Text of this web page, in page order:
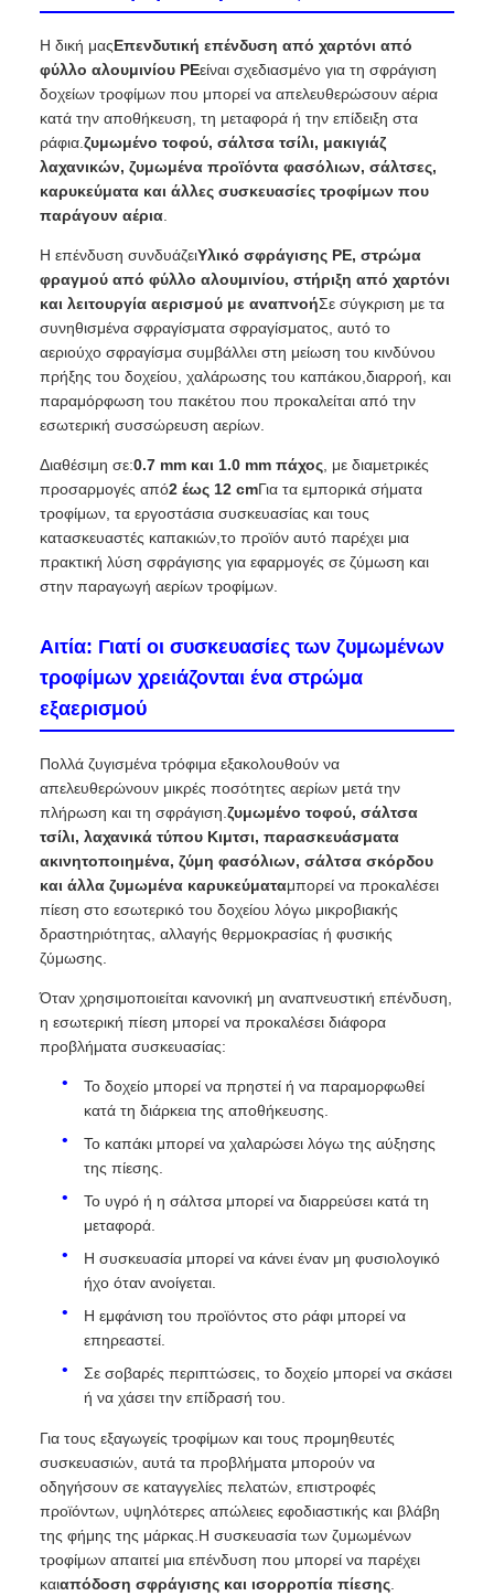
Η δική μαςΕπενδυτική επένδυση από χαρτόνι από
φύλλο αλουμινίου PEείναι σχεδιασμένο για τη σφράγιση
δοχείων τροφίμων που μπορεί να απελευθερώσουν αέρια
κατά την αποθήκευση, τη μεταφορά ή την επίδειξη στα
ράφια.ζυμωμένο τοφού, σάλτσα τσίλι, μακιγιάζ
λαχανικών, ζυμωμένα προϊόντα φασόλιων, σάλτσες,
καρυκεύματα και άλλες συσκευασίες τροφίμων που
παράγουν αέρια.
Η επένδυση συνδυάζειΥλικό σφράγισης PE, στρώμα
φραγμού από φύλλο αλουμινίου, στήριξη από χαρτόνι
και λειτουργία αερισμού με αναπνοήΣε σύγκριση με τα
συνηθισμένα σφραγίσματα σφραγίσματος, αυτό το
αεριούχο σφραγίσμα συμβάλλει στη μείωση του κινδύνου
πρήξης του δοχείου, χαλάρωσης του καπάκου,διαρροή, και
παραμόρφωση του πακέτου που προκαλείται από την
εσωτερική συσσώρευση αερίων.
Διαθέσιμη σε:0.7 mm και 1.0 mm πάχος, με διαμετρικές
προσαρμογές από2 έως 12 cmΓια τα εμπορικά σήματα
τροφίμων, τα εργοστάσια συσκευασίας και τους
κατασκευαστές καπακιών,το προϊόν αυτό παρέχει μια
πρακτική λύση σφράγισης για εφαρμογές σε ζύμωση και
στην παραγωγή αερίων τροφίμων.
Αιτία: Γιατί οι συσκευασίες των ζυμωμένων
τροφίμων χρειάζονται ένα στρώμα
εξαερισμού
Πολλά ζυγισμένα τρόφιμα εξακολουθούν να
απελευθερώνουν μικρές ποσότητες αερίων μετά την
πλήρωση και τη σφράγιση.ζυμωμένο τοφού, σάλτσα
τσίλι, λαχανικά τύπου Κιμτσι, παρασκευάσματα
ακινητοποιημένα, ζύμη φασόλιων, σάλτσα σκόρδου
και άλλα ζυμωμένα καρυκεύματαμπορεί να προκαλέσει
πίεση στο εσωτερικό του δοχείου λόγω μικροβιακής
δραστηριότητας, αλλαγής θερμοκρασίας ή φυσικής
ζύμωσης.
Όταν χρησιμοποιείται κανονική μη αναπνευστική επένδυση,
η εσωτερική πίεση μπορεί να προκαλέσει διάφορα
προβλήματα συσκευασίας:
Το δοχείο μπορεί να πρηστεί ή να παραμορφωθεί
κατά τη διάρκεια της αποθήκευσης.
Το καπάκι μπορεί να χαλαρώσει λόγω της αύξησης
της πίεσης.
Το υγρό ή η σάλτσα μπορεί να διαρρεύσει κατά τη
μεταφορά.
Η συσκευασία μπορεί να κάνει έναν μη φυσιολογικό
ήχο όταν ανοίγεται.
Η εμφάνιση του προϊόντος στο ράφι μπορεί να
επηρεαστεί.
Σε σοβαρές περιπτώσεις, το δοχείο μπορεί να σκάσει
ή να χάσει την επίδρασή του.
Για τους εξαγωγείς τροφίμων και τους προμηθευτές
συσκευασιών, αυτά τα προβλήματα μπορούν να
οδηγήσουν σε καταγγελίες πελατών, επιστροφές
προϊόντων, υψηλότερες απώλειες εφοδιαστικής και βλάβη
της φήμης της μάρκας.Η συσκευασία των ζυμωμένων
τροφίμων απαιτεί μια επένδυση που μπορεί να παρέχει
καιαπόδοση σφράγισης και ισορροπία πίεσης.